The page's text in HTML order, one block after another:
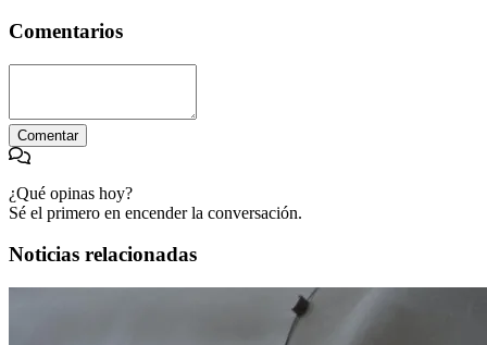
Comentarios
Comentar
¿Qué opinas hoy?
Sé el primero en encender la conversación.
Noticias relacionadas